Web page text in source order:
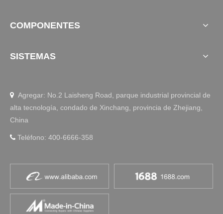
COMPONENTES
SISTEMAS
 Agregar: No.2 Laisheng Road, parque industrial provincial de
alta tecnología, condado de Xinchang, provincia de Zhejiang,
China
 Teléfono: 400-6666-358